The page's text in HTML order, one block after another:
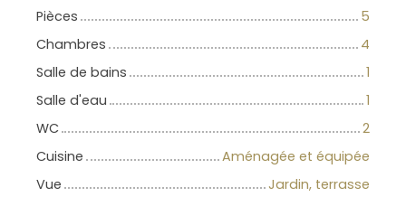
Pièces
5
Chambres
4
Salle de bains
1
Salle d'eau
1
WC
2
Cuisine
Aménagée et équipée
Vue
Jardin, terrasse